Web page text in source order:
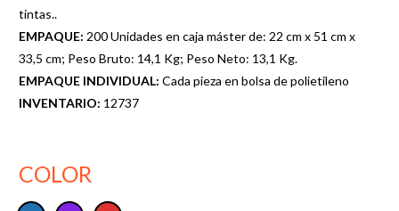
tintas..
EMPAQUE: 200 Unidades en caja máster de: 22 cm x 51 cm x
33,5 cm; Peso Bruto: 14,1 Kg; Peso Neto: 13,1 Kg.
EMPAQUE INDIVIDUAL: Cada pieza en bolsa de polietileno
INVENTARIO: 12737
COLOR